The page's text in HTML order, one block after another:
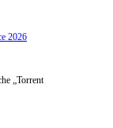
2026
„Torrent